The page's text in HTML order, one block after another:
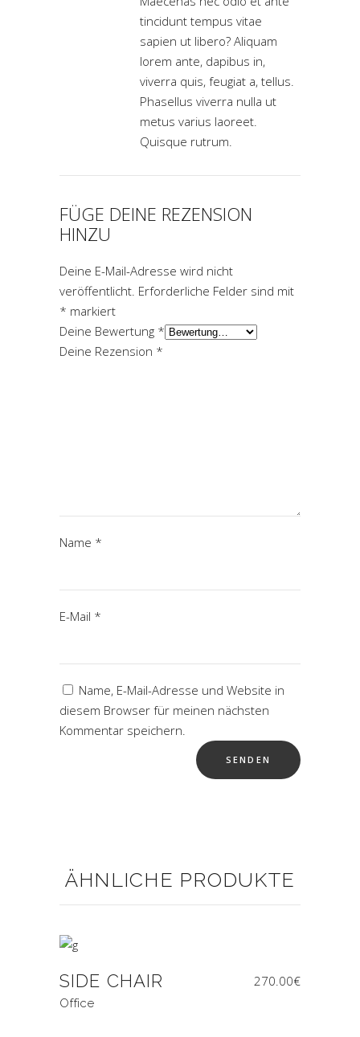
tincidunt tempus vitae
sapien ut libero? Aliquam
lorem ante, dapibus in,
viverra quis, feugiat a, tellus.
Phasellus viverra nulla ut
metus varius laoreet.
Quisque rutrum.
FÜGE DEINE REZENSION
HINZU
Deine E-Mail-Adresse wird nicht
veröffentlicht. Erforderliche Felder sind mit
* markiert
Deine Bewertung *
Deine Rezension *
Name *
E-Mail *
Name, E-Mail-Adresse und Website in
diesem Browser für meinen nächsten
Kommentar speichern.
ÄHNLICHE PRODUKTE
SIDE CHAIR 270.00€
Office